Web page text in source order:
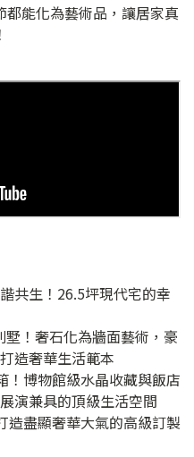
能化為藝術品，讓居家真
共生！26.5坪現代宅的幸
！奢石化為牆面藝術，豪
造奢華生活範本
！博物館級水晶收藏與飯店
演兼具的頂級生活空間
造盡顯奢華大氣的高級訂製